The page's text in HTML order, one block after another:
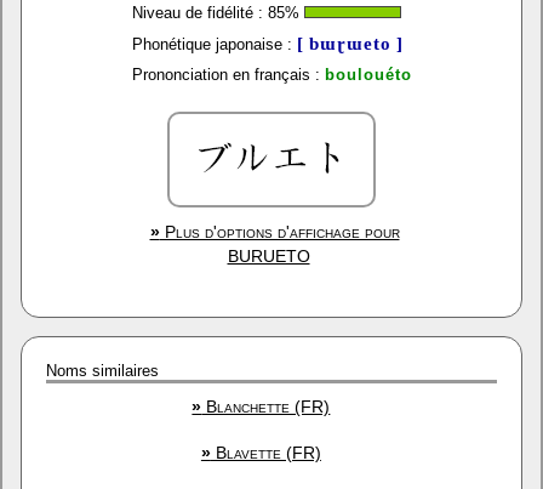
Niveau de fidélité : 85%
Phonétique japonaise : [ bɯɽɯeto ]
Prononciation en français : boulouéto
»Plus d'options d'affichage pour
BURUETO
Noms similaires
» Blanchette (FR)
»Blavette (FR)